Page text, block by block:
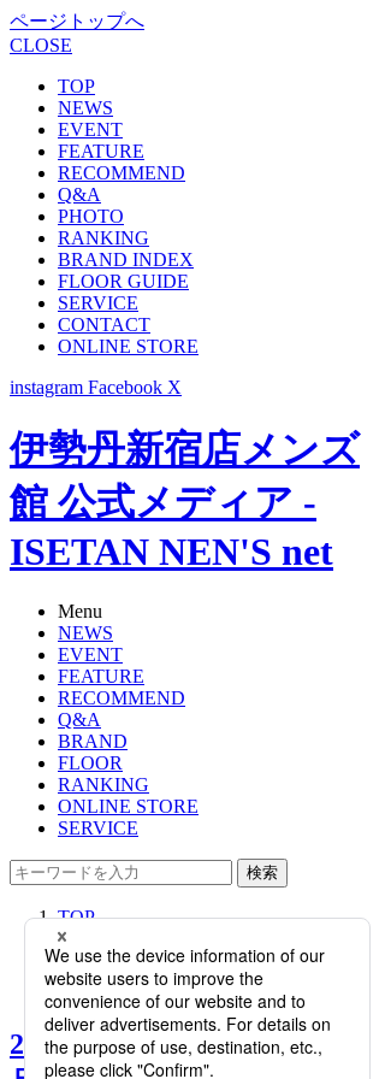
ページトップへ
CLOSE
TOP
NEWS
EVENT
FEATURE
RECOMMEND
Q&A
PHOTO
RANKING
BRAND INDEX
FLOOR GUIDE
SERVICE
CONTACT
ONLINE STORE
instagram Facebook X
伊勢丹新宿店メンズ
館 公式メディア -
ISETAN NEN'S net
Menu
NEWS
EVENT
FEATURE
RECOMMEND
Q&A
BRAND
FLOOR
RANKING
ONLINE STORE
SERVICE
検索
TOP
PHOTO
2021年も大活躍の予感！上品なのに
楽ちん「サイドゴアブーツ」
2021年も大活躍の予感！上